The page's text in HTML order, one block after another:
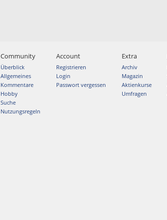
Community
Überblick
Allgemeines
Kommentare
Hobby
Suche
Nutzungsregeln
Account
Registrieren
Login
Passwort vergessen
Extra
Archiv
Magazin
Aktienkurse
Umfragen